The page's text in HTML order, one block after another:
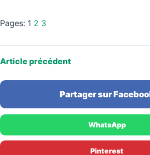
Pages: 1 2 3
Article précédent
Partager sur
WhatsApp
Pinterest